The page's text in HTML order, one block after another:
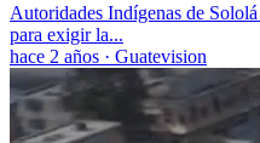
Autoridades Indígenas de
para exigir la...
hace 2 años · Guatevision